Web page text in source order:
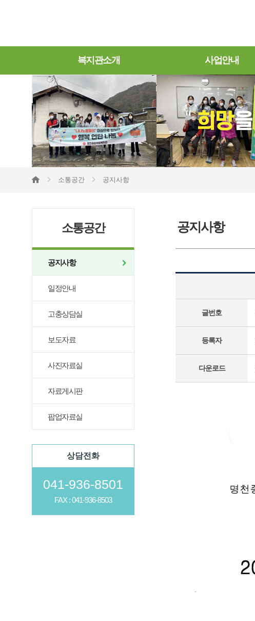
복지관소개 사업안내
소통공간 공지사항
소통공간
공지사항
일정안내
고충상담실
보도자료
사진자료실
자료게시판
팝업자료실
상담전화
041-936-8501
FAX : 041-936-8503
공지사항
글번호
등록자
다운로드